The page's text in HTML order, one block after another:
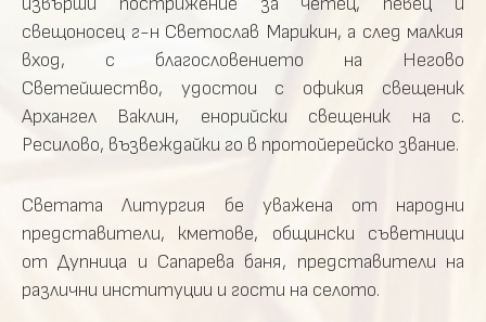
свещоносец г-н Светослав Марикин, а след малкия
вход, с благословението на Негово
Светейшество, удостои с офикия свещеник
Архангел Ваклин, енорийски свещеник на с.
Ресилово, възвеждайки го в протойерейско звание.
Светата Литургия бе уважена от народни
представители, кметове, общински съветници
от Дупница и Сапарева баня, представители на
различни институции и гости на селото.